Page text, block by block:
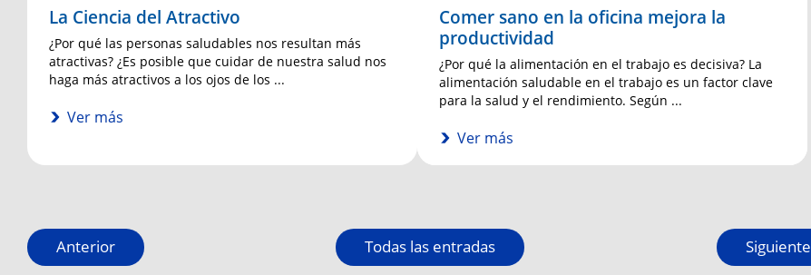
La Ciencia del Atractivo
¿Por qué las personas saludables nos resultan más
atractivas? ¿Es posible que cuidar de nuestra salud nos
haga más atractivos a los ojos de los ...
Ver más
Comer sano en la oficina mejora la
productividad
¿Por qué la alimentación en el trabajo es decisiva? La
alimentación saludable en el trabajo es un factor clave
para la salud y el rendimiento. Según ...
Ver más
Anterior Todas las entradas Siguiente